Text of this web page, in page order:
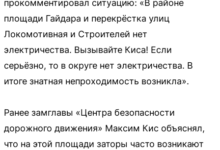
прокомментировал ситуацию: «В районе
площади Гайдара и перекрёстка улиц
Локомотивная и Строителей нет
электричества. Вызывайте Киса! Если
серьёзно, то в округе нет электричества. В
итоге знатная непроходимость возникла».
Ранее замглавы «Центра безопасности
дорожного движения» Максим Кис объяснял,
что на этой площади заторы часто возникают